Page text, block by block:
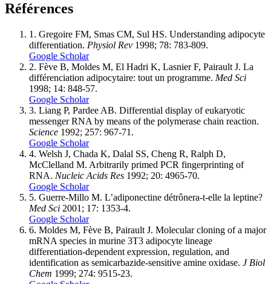
Références
1. Gregoire FM, Smas CM, Sul HS. Understanding adipocyte
differentiation. Physiol Rev 1998; 78: 783-809.
Google Scholar
2. Fève B, Moldes M, El Hadri K, Lasnier F, Pairault J. La
différenciation adipocytaire: tout un programme. Med Sci
1998; 14: 848-57.
Google Scholar
3. Liang P, Pardee AB. Differential display of eukaryotic
messenger RNA by means of the polymerase chain reaction.
Science 1992; 257: 967-71.
Google Scholar
4. Welsh J, Chada K, Dalal SS, Cheng R, Ralph D,
McClelland M. Arbitrarily primed PCR fingerprinting of
RNA. Nucleic Acids Res 1992; 20: 4965-70.
Google Scholar
5. Guerre-Millo M. L’adiponectine détrônera-t-elle la leptine?
Med Sci 2001; 17: 1353-4.
Google Scholar
6. Moldes M, Fève B, Pairault J. Molecular cloning of a major
mRNA species in murine 3T3 adipocyte lineage
differentiation-dependent expression, regulation, and
identification as semicarbazide-sensitive amine oxidase. J Biol
Chem 1999; 274: 9515-23.